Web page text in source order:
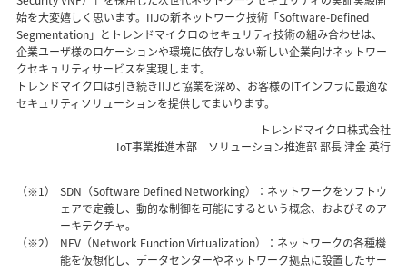
始を大変嬉しく思います。IIJの新ネットワーク技術「Software-Defined
Segmentation」とトレンドマイクロのセキュリティ技術の組み合わせは、
企業ユーザ様のロケーションや環境に依存しない新しい企業向けネットワー
クセキュリティサービスを実現します。
トレンドマイクロは引き続きIIJと協業を深め、お客様のITインフラに最適な
セキュリティソリューションを提供してまいります。
トレンドマイクロ株式会社
IoT事業推進本部 ソリューション推進部 部長 津金 英行
（※1）
SDN（Software Defined Networking）：ネットワークをソフトウ
ェアで定義し、動的な制御を可能にするという概念、およびそのア
ーキテクチャ。
（※2）
NFV（Network Function Virtualization）：ネットワークの各種機
能を仮想化し、データセンターやネットワーク拠点に設置したサー